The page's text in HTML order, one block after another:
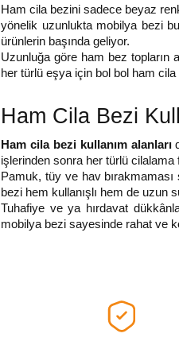
Ham cila bezini sadece beyaz
yönelik uzunlukta mobilya bezi
ürünlerin başında geliyor.
Uzunluğa göre ham bez topların
her türlü eşya için bol bol ham
Ham Cila Bezi
Ham cila bezi kullanım alanları
işlerinden sonra her türlü cilalama
Pamuk, tüy ve hav bırakmaması
bezi hem kullanışlı hem de uzun
Tuhafiye ve ya hırdavat
mobilya bezi sayesinde rahat ve